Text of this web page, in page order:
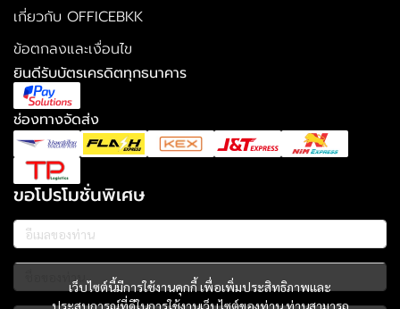
เว็บไซต์นี้มีการใช้งานคุกกี้ เพื่อเพิ่มประสิทธิภาพและ
ประสบการณ์ที่ดีในการใช้งานเว็บไซต์ของท่าน ท่านสามารถ
เกี่ยวกับ OFFICEBKK
ข้อตกลงและเงื่อนไข
ยินดีรับบัตรเครดิตทุกธนาคาร
ช่องทางจัดส่ง
ขอโปรโมชั่นพิเศษ